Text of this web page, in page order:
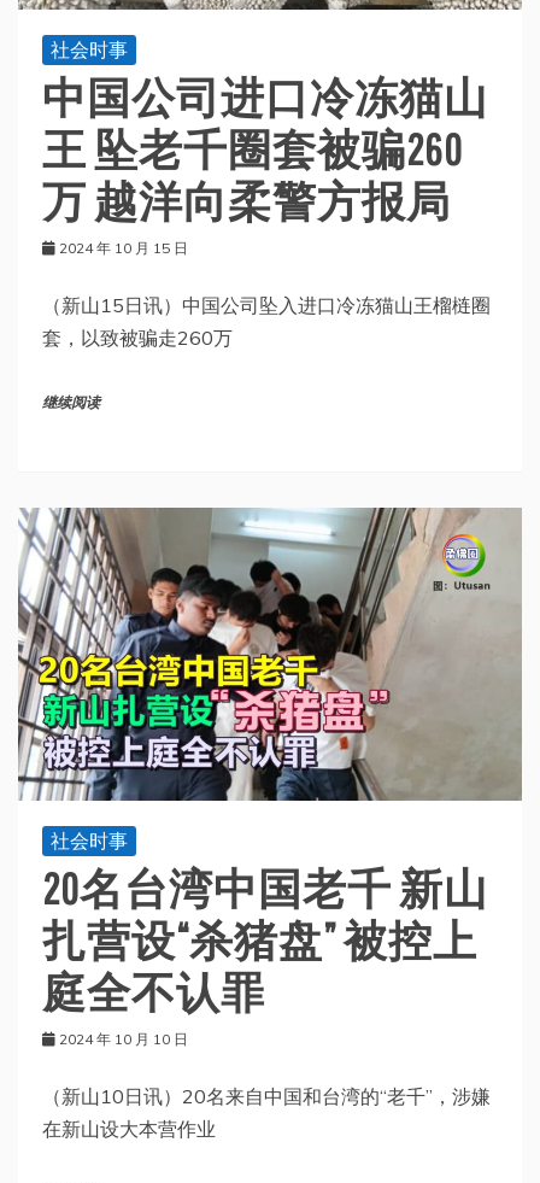
社会时事
中国公司进口冷冻猫山
王 坠老千圈套被骗260
万 越洋向柔警方报局
2024 年 10 月 15 日
（新山15日讯）中国公司坠入进口冷冻猫山王榴梿圈
套，以致被骗走260万
继续阅读
社会时事
20名台湾中国老千 新山
扎营设“杀猪盘” 被控上
庭全不认罪
2024 年 10 月 10 日
（新山10日讯）20名来自中国和台湾的“老千”，涉嫌
在新山设大本营作业